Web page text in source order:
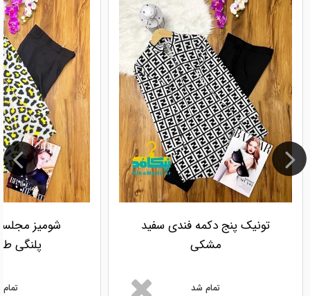
تونیک پنج دکمه فندی سفید
مشکی
تمام شد
شومیز
پلنگی